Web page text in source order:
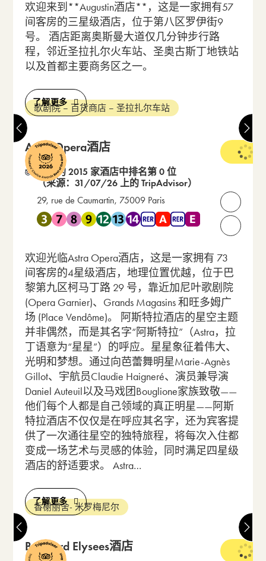
欢迎来到**Augustin酒店**，这是一家拥有57
间客房的三星级酒店，位于第八区罗伊街9
号。 酒店距离奥斯曼大道仅几分钟步行路
程，邻近圣拉扎尔火车站、圣奥古斯丁地铁站
以及首都主要商务区之一。
了解更多
歌剧院 – 百货商店 – 圣拉扎尔车站
Astra Opera酒店
4 星级
在 2 的 2015 家酒店中排名第 0 位
（来源：31/07/26 上的 TripAdvisor）
29, rue de Caumartin, 75009 Paris
靠近 地铁 3 , 地铁 7 , 地铁 8 , 地铁 9 , 地铁 12 , 地铁 13 ,
打开联
请致电
欢迎光临Astra Opera酒店，这是一家拥有 73
间客房的4星级酒店，地理位置优越，位于巴
黎第九区柯马丁路 29 号，靠近加尼叶歌剧院
(Opera Garnier)、Grands Magasins 和旺多姆广
场 (Place Vendôme)。 阿斯特拉酒店的星空主题
并非偶然，而是其名字“阿斯特拉”（Astra，拉
丁语意为“星星”）的呼应。星星象征着伟大、
光明和梦想。通过向芭蕾舞明星Marie-Agnès
Gillot、宇航员Claudie Haigneré、演员兼导演
Daniel Auteuil以及马戏团Bouglione家族致敬——
他们每个人都是自己领域的真正明星——阿斯
特拉酒店不仅仅是在呼应其名字，还为宾客提
供了一次通往星空的独特旅程，将每次入住都
变成一场艺术与灵感的体验，同时满足四星级
酒店的舒适要求。 Astra…
了解更多
香榭丽舍- 米罗梅尼尔
Bradford Elysees酒店
4 星级